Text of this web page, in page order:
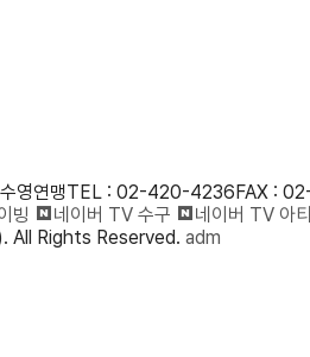
영연맹TEL : 02-420-4236 FAX :
빙 네이버 TV 수구 네이버 TV 아
All Rights Reserved. adm